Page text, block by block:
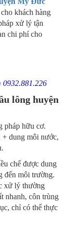
khách hàng
xử lý tận
chi phí cho
0932.881.226
lông huyện
pháp hữu cơ.
+ dung môi nước,
chế được dung
đến môi trường.
xử lý thường
nhanh, côn trùng
chỉ có thể thực